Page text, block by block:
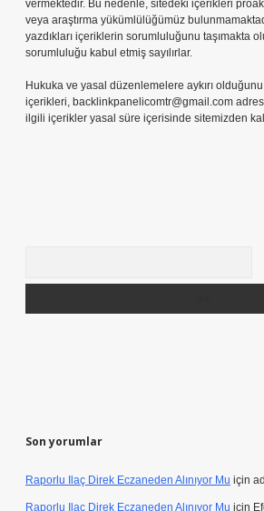
vermektedir. Bu nedenle, sitedeki içerikleri
veya araştırma yükümlülüğümüz
yazdıkları içeriklerin sorumluluğunu taşımakta
sorumluluğu kabul etmiş sayılırlar.
Hukuka ve yasal düzenlemelere aykırı
içerikleri, backlinkpanelicomtr@gmail.com
ilgili içerikler yasal süre içerisinde sitemizden
Son yorumlar
Raporlu Ilaç Direk Eczaneden Alınıyor Mu için
Raporlu Ilaç Direk Eczaneden Alınıyor Mu için